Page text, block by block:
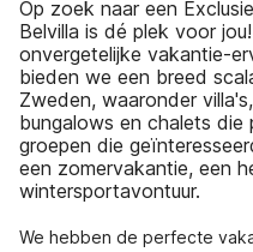
Op zoek naar een
Belvilla is dé plek voor
onvergetelijke vakantie-
bieden we een breed
Zweden, waaronder
bungalows en chalets die
groepen die
een zomervakantie, een
wintersportavontuur.
We hebben de perfecte